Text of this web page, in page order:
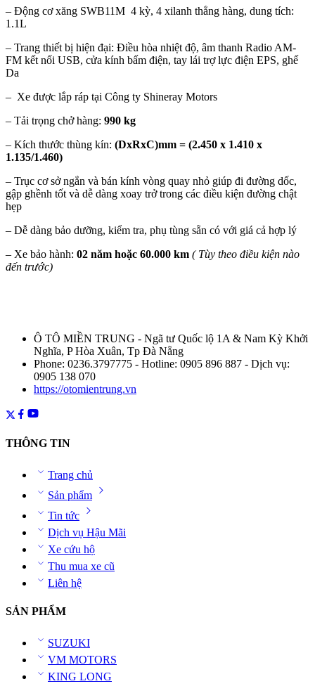
– Động cơ xăng SWB11M 4 kỳ, 4 xilanh thẳng hàng, dung tích:
1.1L
– Trang thiết bị hiện đại: Điều hòa nhiệt độ, âm thanh Radio AM-
FM kết nối USB, cửa kính bấm điện, tay lái trợ lực điện EPS, ghế
Da
– Xe được lắp ráp tại Công ty Shineray Motors
– Tải trọng chở hàng: 990 kg
– Kích thước thùng kín: (DxRxC)mm = (2.450 x 1.410 x
1.135/1.460)
– Trục cơ sở ngắn và bán kính vòng quay nhỏ giúp đi đường dốc,
gập ghềnh tốt và dễ dàng xoay trở trong các điều kiện đường chật
hẹp
– Dễ dàng bảo dưỡng, kiểm tra, phụ tùng sẵn có với giá cả hợp lý
– Xe bảo hành: 02 năm hoặc 60.000 km ( Tùy theo điều kiện nào
đến trước)
Ô TÔ MIỀN TRUNG - Ngã tư Quốc lộ 1A & Nam Kỳ Khởi
Nghĩa, P Hòa Xuân, Tp Đà Nẵng
Phone: 0236.3797775 - Hotline: 0905 896 887 - Dịch vụ:
0905 138 070
https://otomientrung.vn
THÔNG TIN
Trang chủ
Sản phẩm
Tin tức
Dịch vụ Hậu Mãi
Xe cứu hộ
Thu mua xe cũ
Liên hệ
SẢN PHẨM
SUZUKI
VM MOTORS
KING LONG